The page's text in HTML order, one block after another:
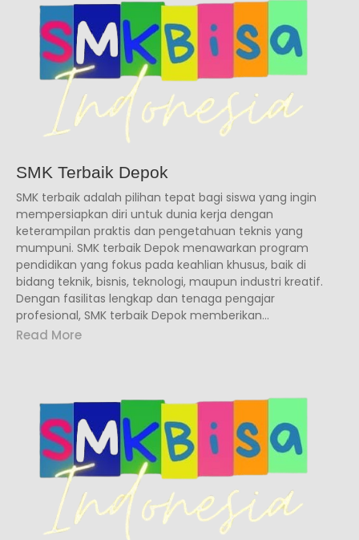
SMK Terbaik Depok
SMK terbaik adalah pilihan tepat bagi siswa yang ingin
mempersiapkan diri untuk dunia kerja dengan
keterampilan praktis dan pengetahuan teknis yang
mumpuni. SMK terbaik Depok menawarkan program
pendidikan yang fokus pada keahlian khusus, baik di
bidang teknik, bisnis, teknologi, maupun industri kreatif.
Dengan fasilitas lengkap dan tenaga pengajar
profesional, SMK terbaik Depok memberikan...
Read More